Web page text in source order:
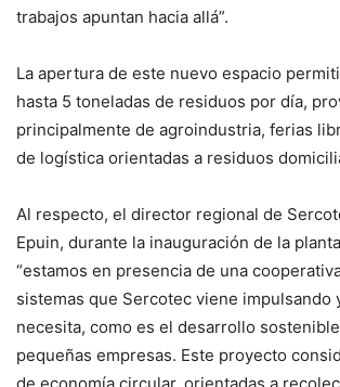
trabajos apuntan hacia allá”.
La apertura de este nuevo espacio
hasta 5 toneladas de residuos por día,
principalmente de agroindustria, ferias
de logística orientadas a residuos
Al respecto, el director regional de
Epuin, durante la inauguración de la
“estamos en presencia de una
sistemas que Sercotec viene impulsando
necesita, como es el desarrollo
pequeñas empresas. Este proyecto